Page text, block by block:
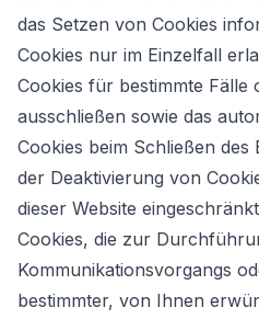
das Setzen von Cookies
Cookies nur im Einzelfall
Cookies für bestimmte Fälle
ausschließen sowie das
Cookies beim Schließen des
der Deaktivierung von
dieser Website
Cookies, die zur
Kommunikationsvorgangs
bestimmter, von Ihnen